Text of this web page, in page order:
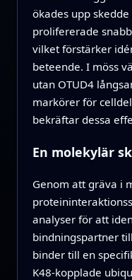
ökades upp
prolifererade
vilket förstärker
beteende. I möss
utan OTUD4
markörer för
bekräftar dessa
En molekylär
Genom att gräva i
analyser för att
bindningspartner
binder till en
K48-kopplade